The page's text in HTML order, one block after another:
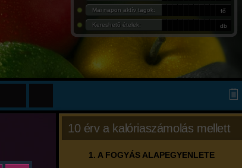
Mai napon aktív tagok: fő
Kereshető ételek: db
10 érv a kalóriaszámolás mellett
1. A FOGYÁS ALAPEGYENLETE